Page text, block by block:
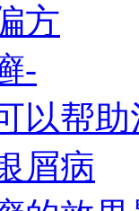
方
-
以帮助
屑病